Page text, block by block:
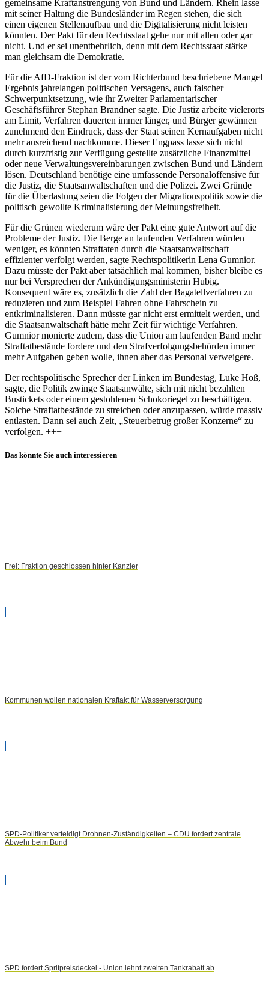
gemeinsame Kraftanstrengung von Bund und Ländern. Rhein lasse
mit seiner Haltung die Bundesländer im Regen stehen, die sich
einen eigenen Stellenaufbau und die Digitalisierung nicht leisten
könnten. Der Pakt für den Rechtsstaat gehe nur mit allen oder gar
nicht. Und er sei unentbehrlich, denn mit dem Rechtsstaat stärke
man gleichsam die Demokratie.
Für die AfD-Fraktion ist der vom Richterbund beschriebene Mangel
Ergebnis jahrelangen politischen Versagens, auch falscher
Schwerpunktsetzung, wie ihr Zweiter Parlamentarischer
Geschäftsführer Stephan Brandner sagte. Die Justiz arbeite vielerorts
am Limit, Verfahren dauerten immer länger, und Bürger gewännen
zunehmend den Eindruck, dass der Staat seinen Kernaufgaben nicht
mehr ausreichend nachkomme. Dieser Engpass lasse sich nicht
durch kurzfristig zur Verfügung gestellte zusätzliche Finanzmittel
oder neue Verwaltungsvereinbarungen zwischen Bund und Ländern
lösen. Deutschland benötige eine umfassende Personaloffensive für
die Justiz, die Staatsanwaltschaften und die Polizei. Zwei Gründe
für die Überlastung seien die Folgen der Migrationspolitik sowie die
politisch gewollte Kriminalisierung der Meinungsfreiheit.
Für die Grünen wiederum wäre der Pakt eine gute Antwort auf die
Probleme der Justiz. Die Berge an laufenden Verfahren würden
weniger, es könnten Straftaten durch die Staatsanwaltschaft
effizienter verfolgt werden, sagte Rechtspolitikerin Lena Gumnior.
Dazu müsste der Pakt aber tatsächlich mal kommen, bisher bleibe es
nur bei Versprechen der Ankündigungsministerin Hubig.
Konsequent wäre es, zusätzlich die Zahl der Bagatellverfahren zu
reduzieren und zum Beispiel Fahren ohne Fahrschein zu
entkriminalisieren. Dann müsste gar nicht erst ermittelt werden, und
die Staatsanwaltschaft hätte mehr Zeit für wichtige Verfahren.
Gumnior monierte zudem, dass die Union am laufenden Band mehr
Straftatbestände fordere und den Strafverfolgungsbehörden immer
mehr Aufgaben geben wolle, ihnen aber das Personal verweigere.
Der rechtspolitische Sprecher der Linken im Bundestag, Luke Hoß,
sagte, die Politik zwinge Staatsanwälte, sich mit nicht bezahlten
Bustickets oder einem gestohlenen Schokoriegel zu beschäftigen.
Solche Straftatbestände zu streichen oder anzupassen, würde massiv
entlasten. Dann sei auch Zeit, „Steuerbetrug großer Konzerne“ zu
verfolgen. +++
Das könnte Sie auch interessieren
Frei: Fraktion geschlossen hinter Kanzler
Kommunen wollen nationalen Kraftakt für Wasserversorgung
SPD-Politiker verteidigt Drohnen-Zuständigkeiten – CDU fordert zentrale
Abwehr beim Bund
SPD fordert Spritpreisdeckel - Union lehnt zweiten Tankrabatt ab